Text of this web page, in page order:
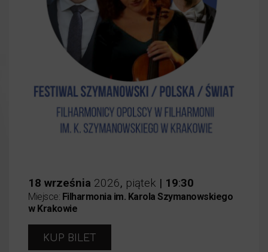
18 września 2026, piątek | 19:30
Miejsce: Filharmonia im. Karola Szymanowskiego
w Krakowie
KUP BILET